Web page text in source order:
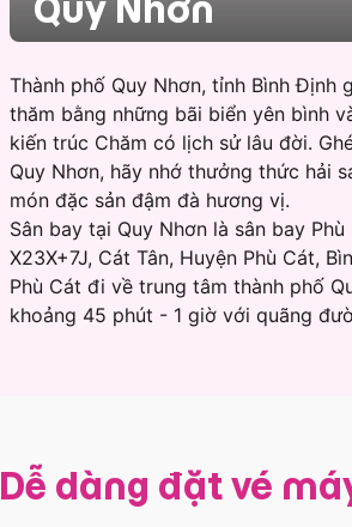
Quy Nhơn
Thành phố Quy Nhơn, tỉnh Bình Định
thăm bằng những bãi biển yên bình
kiến trúc Chăm có lịch sử lâu đời.
Quy Nhơn, hãy nhớ thưởng thức hải
món đặc sản đậm đà hương vị.
Sân bay tại Quy Nhơn là sân bay
X23X+7J, Cát Tân, Huyện Phù Cát,
Phù Cát đi về trung tâm thành phố
khoảng 45 phút - 1 giờ với quãng
Dễ dàng đặt vé